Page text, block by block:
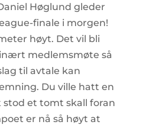
Høglund gleder
finale i morgen!
høyt. Det vil bli
medlemsmøte så
til avtale kan
Du ville hatt en
stod et tomt skall foran
er nå så høyt at